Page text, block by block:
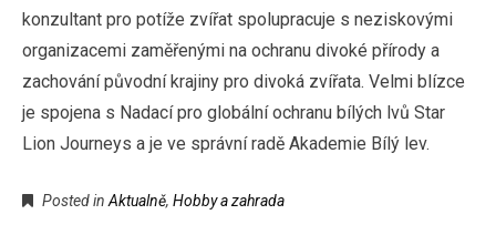
konzultant pro potíže zvířat spolupracuje s neziskovými
organizacemi zaměřenými na ochranu divoké přírody a
zachování původní krajiny pro divoká zvířata. Velmi blízce
je spojena s Nadací pro globální ochranu bílých lvů Star
Lion Journeys a je ve správní radě Akademie Bílý lev.
Posted in Aktualně, Hobby a zahrada